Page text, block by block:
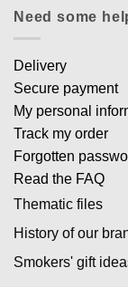
Need some
Delivery
Secure payment
My personal
Track my order
Forgotten
Read the FAQ
Thematic files
History of our
Smokers' gift